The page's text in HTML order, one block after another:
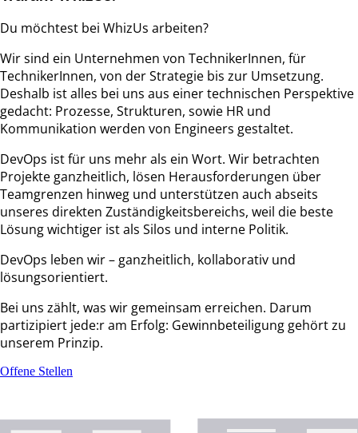
Du möchtest bei WhizUs arbeiten?
Wir sind ein Unternehmen von TechnikerInnen, für
TechnikerInnen, von der Strategie bis zur Umsetzung.
Deshalb ist alles bei uns aus einer technischen Perspektive
gedacht: Prozesse, Strukturen, sowie HR und
Kommunikation werden von Engineers gestaltet.
DevOps ist für uns mehr als ein Wort. Wir betrachten
Projekte ganzheitlich, lösen Herausforderungen über
Teamgrenzen hinweg und unterstützen auch abseits
unseres direkten Zuständigkeitsbereichs, weil die beste
Lösung wichtiger ist als Silos und interne Politik.
DevOps leben wir – ganzheitlich, kollaborativ und
lösungsorientiert.
Bei uns zählt, was wir gemeinsam erreichen. Darum
partizipiert jede:r am Erfolg: Gewinnbeteiligung gehört zu
unserem Prinzip.
Offene Stellen